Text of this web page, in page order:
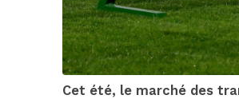
Cet été, le marché des